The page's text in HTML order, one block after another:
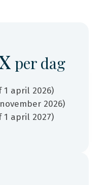
per dag
1 april 2026)
2026)
1 april 2027)